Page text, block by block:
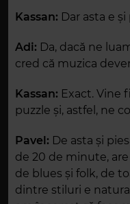
Kassan: Dar asta e
Adi: Da, dacă ne
cred că muzica
Kassan: Exact. Vine
puzzle și, astfel, ne
Pavel: De asta și
de 20 de minute,
de blues și folk, de
dintre stiluri e